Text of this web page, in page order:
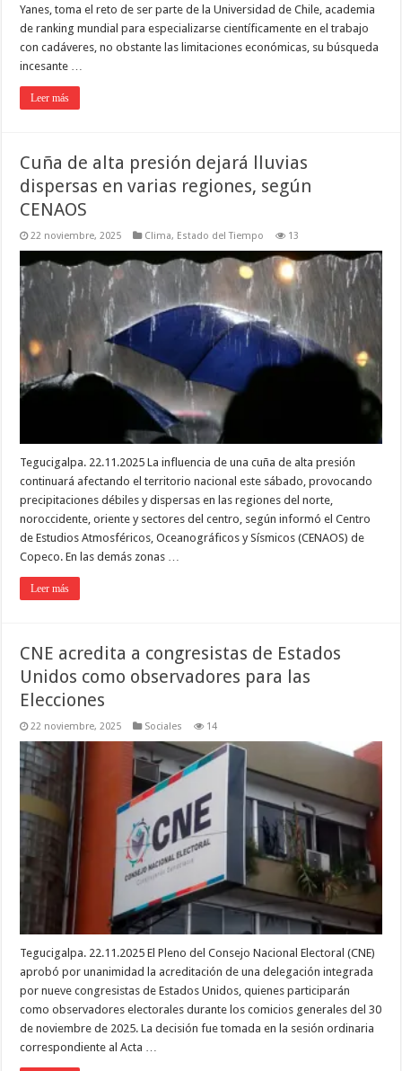
Yanes, toma el reto de ser parte de la Universidad de Chile, academia
de ranking mundial para especializarse científicamente en el trabajo
con cadáveres, no obstante las limitaciones económicas, su búsqueda
incesante …
Leer más
Cuña de alta presión dejará lluvias
dispersas en varias regiones, según
CENAOS
22 noviembre, 2025 Clima, Estado del Tiempo 13
Tegucigalpa. 22.11.2025 La influencia de una cuña de alta presión
continuará afectando el territorio nacional este sábado, provocando
precipitaciones débiles y dispersas en las regiones del norte,
noroccidente, oriente y sectores del centro, según informó el Centro
de Estudios Atmosféricos, Oceanográficos y Sísmicos (CENAOS) de
Copeco. En las demás zonas …
Leer más
CNE acredita a congresistas de Estados
Unidos como observadores para las
Elecciones
22 noviembre, 2025 Sociales 14
Tegucigalpa. 22.11.2025 El Pleno del Consejo Nacional Electoral (CNE)
aprobó por unanimidad la acreditación de una delegación integrada
por nueve congresistas de Estados Unidos, quienes participarán
como observadores electorales durante los comicios generales del 30
de noviembre de 2025. La decisión fue tomada en la sesión ordinaria
correspondiente al Acta …